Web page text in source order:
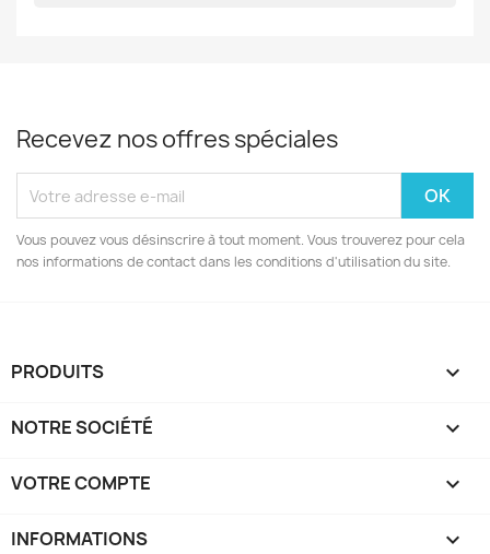
Recevez nos offres spéciales
Vous pouvez vous désinscrire à tout moment. Vous trouverez pour cela
nos informations de contact dans les conditions d'utilisation du site.
PRODUITS 
NOTRE SOCIÉTÉ 
VOTRE COMPTE 
INFORMATIONS keyboard_arrow_down